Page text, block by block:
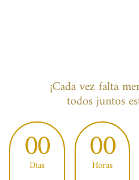
¡Cada vez falta
todos juntos
00
Días 00
Horas